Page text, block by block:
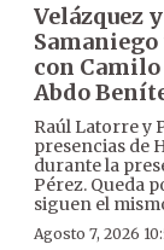
Velázquez
con
Abdo
Raúl Latorre y
presencias de
durante la
Pérez. Queda
siguen el
Agosto 7, 2026